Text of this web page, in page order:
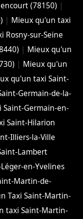
(78150) |
| Mieux qu'un taxi
Rosny-sur-Seine
| Mieux qu'un
| Mieux qu'un
qu'un taxi Saint-
Germain-de-la-
Germain-en-
Saint-Hilarion
Illiers-la-Ville
Lambert
en-Yvelines
Martin-de-
Taxi Saint-Martin-
taxi Saint-Martin-